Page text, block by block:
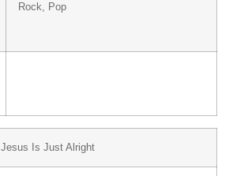
Rock Pop
Jesus Is Just Alright